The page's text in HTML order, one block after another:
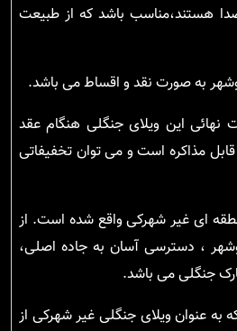
هستند،مناسب باشد که از طبیعت
به صورت نقد و اقساط می باشد.
نهائی این ویلای جنگلی هنگام عقد
قابل مذاکره است و می توان تخفیفاتی
ای غیر شهرکی واقع شده است. از
، دسترسی آسان به جاده اصلی،
جنگلی می باشد.
به عنوان ویلای جنگلی غیر شهرکی از